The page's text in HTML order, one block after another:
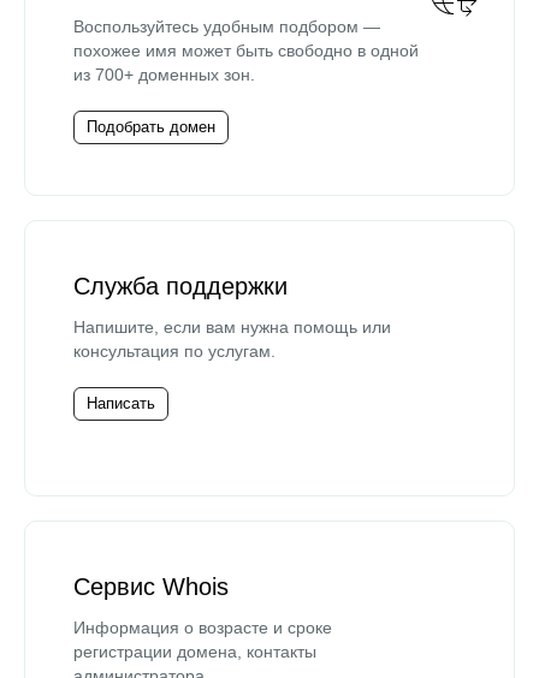
Воспользуйтесь удобным подбором —
похожее имя может быть свободно в одной
из 700+ доменных зон.
Подобрать домен
Служба поддержки
Напишите, если вам нужна помощь или
консультация по услугам.
Написать
Сервис Whois
Информация о возрасте и сроке
регистрации домена, контакты